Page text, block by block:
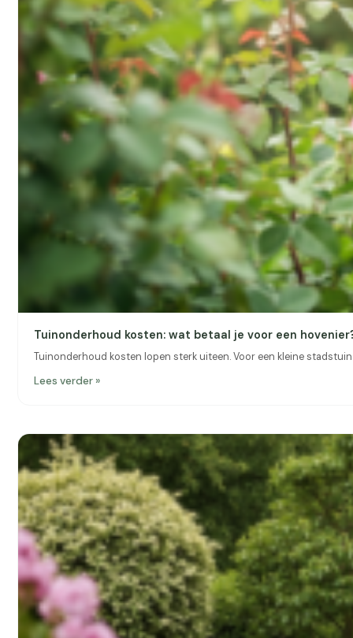
Tuinonderhoud kosten: wat betaal je voor een
Tuinonderhoud kosten lopen sterk uiteen. Voor een kleine
Lees verder »